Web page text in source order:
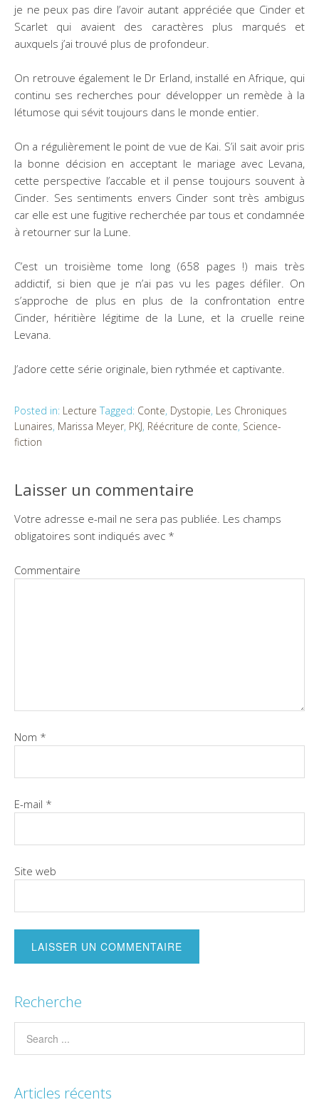
je ne peux pas dire l’avoir autant appréciée que Cinder et
Scarlet qui avaient des caractères plus marqués et
auxquels j’ai trouvé plus de profondeur.
On retrouve également le Dr Erland, installé en Afrique, qui
continu ses recherches pour développer un remède à la
létumose qui sévit toujours dans le monde entier.
On a régulièrement le point de vue de Kai. S’il sait avoir pris
la bonne décision en acceptant le mariage avec Levana,
cette perspective l’accable et il pense toujours souvent à
Cinder. Ses sentiments envers Cinder sont très ambigus
car elle est une fugitive recherchée par tous et condamnée
à retourner sur la Lune.
C’est un troisième tome long (658 pages !) mais très
addictif, si bien que je n’ai pas vu les pages défiler. On
s’approche de plus en plus de la confrontation entre
Cinder, héritière légitime de la Lune, et la cruelle reine
Levana.
J’adore cette série originale, bien rythmée et captivante.
Posted in: Lecture Tagged: Conte, Dystopie, Les Chroniques
Lunaires, Marissa Meyer, PKJ, Réécriture de conte, Science-
fiction
Laisser un commentaire
Votre adresse e-mail ne sera pas publiée. Les champs
obligatoires sont indiqués avec *
Commentaire
Nom *
E-mail *
Site web
Recherche
Articles récents